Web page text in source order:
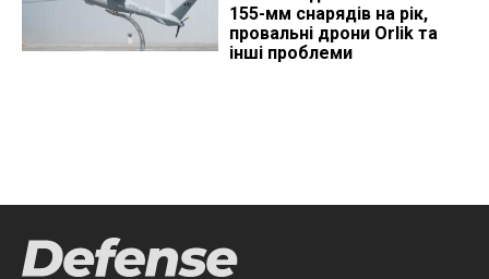
155-мм снарядів на рік,
провальні дрони Orlik та
інші проблеми